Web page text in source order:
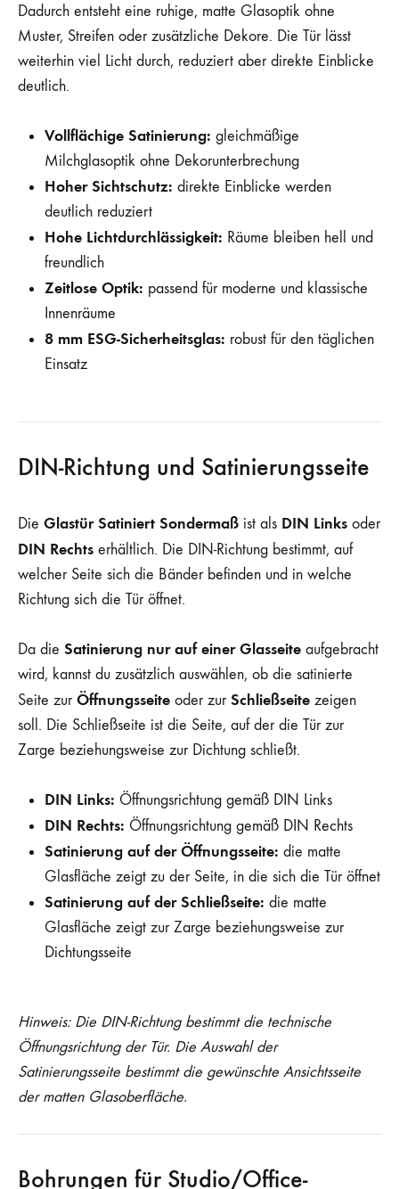
Dadurch entsteht eine ruhige, matte Glasoptik ohne
Muster, Streifen oder zusätzliche Dekore. Die Tür lässt
weiterhin viel Licht durch, reduziert aber direkte Einblicke
deutlich.
Vollflächige Satinierung: gleichmäßige
Milchglasoptik ohne Dekorunterbrechung
Hoher Sichtschutz: direkte Einblicke werden
deutlich reduziert
Hohe Lichtdurchlässigkeit: Räume bleiben hell und
freundlich
Zeitlose Optik: passend für moderne und klassische
Innenräume
8 mm ESG-Sicherheitsglas: robust für den täglichen
Einsatz
DIN-Richtung und Satinierungsseite
Die Glastür Satiniert Sondermaß ist als DIN Links oder
DIN Rechts erhältlich. Die DIN-Richtung bestimmt, auf
welcher Seite sich die Bänder befinden und in welche
Richtung sich die Tür öffnet.
Da die Satinierung nur auf einer Glasseite aufgebracht
wird, kannst du zusätzlich auswählen, ob die satinierte
Seite zurÖffnungsseite oder zurSchließseite zeigen
soll. Die Schließseite ist die Seite, auf der die Tür zur
Zarge beziehungsweise zur Dichtung schließt.
DIN Links: Öffnungsrichtung gemäß DIN Links
DIN Rechts: Öffnungsrichtung gemäß DIN Rechts
Satinierung auf der Öffnungsseite: die matte
Glasfläche zeigt zu der Seite, in die sich die Tür öffnet
Satinierung auf der Schließseite: die matte
Glasfläche zeigt zur Zarge beziehungsweise zur
Dichtungsseite
Hinweis: Die DIN-Richtung bestimmt die technische
Öffnungsrichtung der Tür. Die Auswahl der
Satinierungsseite bestimmt die gewünschte Ansichtsseite
der matten Glasoberfläche.
Bohrungen für Studio/Office-